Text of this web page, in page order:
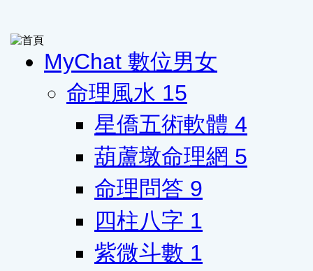
MyChat 數位男女
命理風水 15
星僑五術軟體 4
葫蘆墩命理網 5
命理問答 9
四柱八字 1
紫微斗數 1